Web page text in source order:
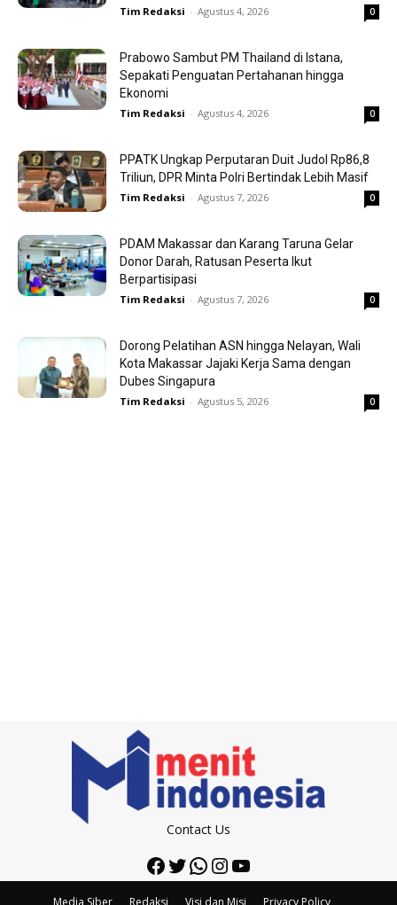
Tim Redaksi - Agustus 4, 2026 0
Prabowo Sambut PM Thailand di Istana,
Sepakati Penguatan Pertahanan hingga
Ekonomi
Tim Redaksi - Agustus 4, 2026 0
PPATK Ungkap Perputaran Duit Judol Rp86,8
Triliun, DPR Minta Polri Bertindak Lebih Masif
Tim Redaksi - Agustus 7, 2026 0
PDAM Makassar dan Karang Taruna Gelar
Donor Darah, Ratusan Peserta Ikut
Berpartisipasi
Tim Redaksi - Agustus 7, 2026 0
Dorong Pelatihan ASN hingga Nelayan, Wali
Kota Makassar Jajaki Kerja Sama dengan
Dubes Singapura
Tim Redaksi - Agustus 5, 2026 0
Contact Us
Facebook
Twitter
WhatsApp
Instagram
YouTube
Media Siber Redaksi Visi dan Misi Privacy Policy